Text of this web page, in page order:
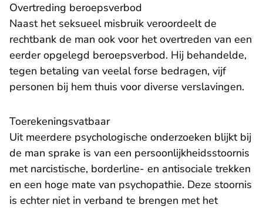
Overtreding beroepsverbod
Naast het seksueel misbruik veroordeelt de
rechtbank de man ook voor het overtreden van een
eerder opgelegd beroepsverbod. Hij behandelde,
tegen betaling van veelal forse bedragen, vijf
personen bij hem thuis voor diverse verslavingen.
Toerekeningsvatbaar
Uit meerdere psychologische onderzoeken blijkt bij
de man sprake is van een persoonlijkheidsstoornis
met narcistische, borderline- en antisociale trekken
en een hoge mate van psychopathie. Deze stoornis
is echter niet in verband te brengen met het